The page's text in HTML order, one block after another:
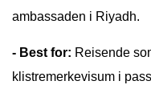
ambassaden i Riyadh.
- Best for: Reisende
klistremerkevisum i